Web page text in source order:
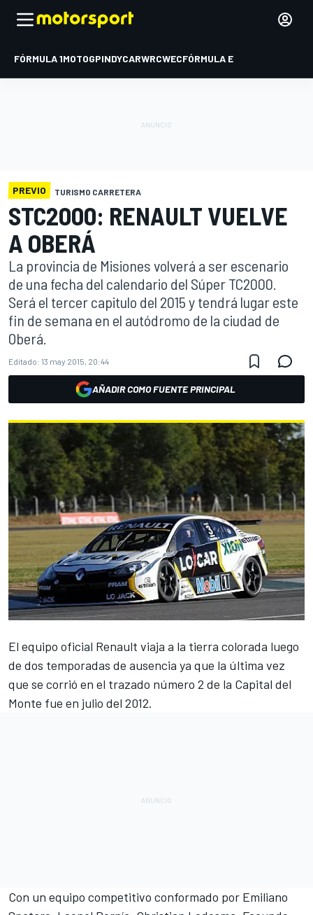
FÓRMULA 1MOTOGPINDYCARWRCWECFÓRMULA E
PREVIO TURISMO CARRETERA
STC2000: RENAULT VUELVE
A OBERÁ
La provincia de Misiones volverá a ser escenario
de una fecha del calendario del Súper TC2000.
Será el tercer capitulo del 2015 y tendrá lugar este
fin de semana en el autódromo de la ciudad de
Oberá.
Editado: 13 may 2015, 20:44
AÑADIR COMO FUENTE PRINCIPAL
El equipo oficial Renault viaja a la tierra colorada luego
de dos temporadas de ausencia ya que la última vez
que se corrió en el trazado número 2 de la Capital del
Monte fue en julio del 2012.
Con un equipo competitivo conformado por Emiliano